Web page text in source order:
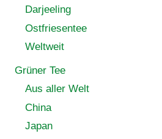
Darjeeling
Ostfriesentee
Weltweit
Grüner Tee
Aus aller Welt
China
Japan